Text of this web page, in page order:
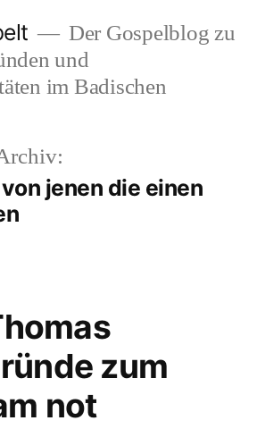
Der Gospelblog zu
und
im Badischen
jenen die einen
zum
not